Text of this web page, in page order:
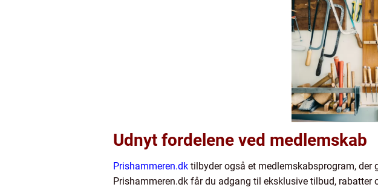
Udnyt fordelene ved medlemskab
Prishammeren.dk tilbyder også et medlemskabsprogram, der
Prishammeren.dk får du adgang til eksklusive tilbud,